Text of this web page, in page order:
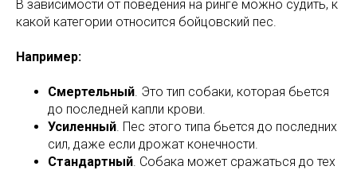
В зависимости от поведения на ринге можно судить, к
какой категории относится бойцовский пес.
Например:
Смертельный. Это тип собаки, которая бьется
до последней капли крови.
Усиленный. Пес этого типа бьется до последних
сил, даже если дрожат конечности.
Стандартный. Собака может сражаться до тех